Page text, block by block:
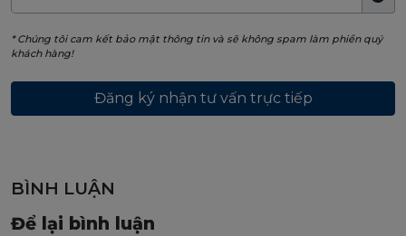
* Chúng tôi cam kết bảo mật thông tin và sẽ không spam làm phiền quý
khách hàng!
BÌNH LUẬN
Để lại bình luận